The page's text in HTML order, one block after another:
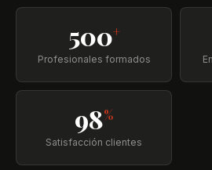
500+
Profesionales formados
98%
Satisfacción clientes